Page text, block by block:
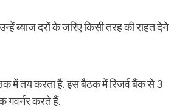
ब्याज दरों के जरिए किसी तरह की राहत देने
में तय करता है. इस बैठक में रिजर्व बैंक से 3
गवर्नर करते हैं.